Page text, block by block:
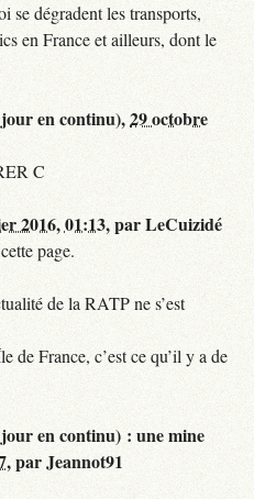
se dégradent les transports,
en France et ailleurs, dont le
en continu),29 octobre
C
2016, 01:13,parLeCuizidé
page.
de la RATP ne s’est
de France, c’est ce qu’il y a de
en continu) : une mine
,parJeannot91